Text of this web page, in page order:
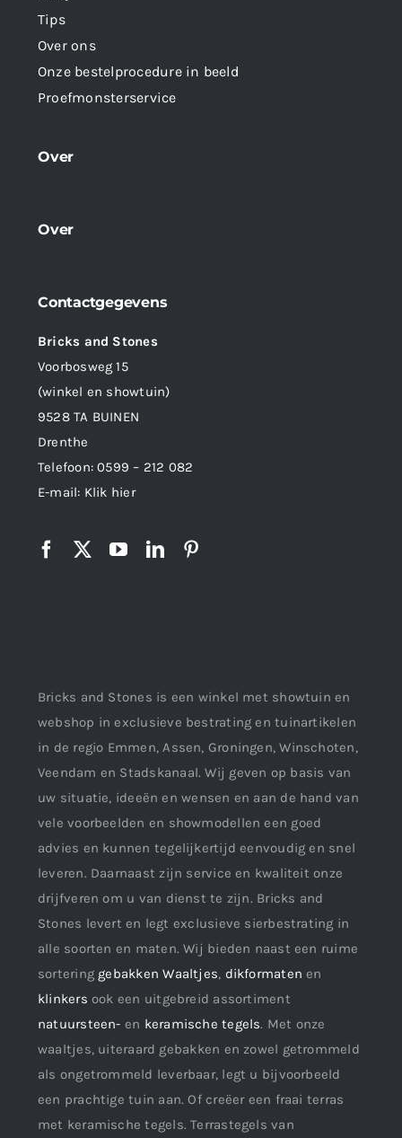
Tips
Over ons
Onze bestelprocedure in beeld
Proefmonsterservice
Over
Over
Contactgegevens
Bricks and Stones
Voorbosweg 15
(winkel en showtuin)
9528 TA BUINEN
Drenthe
Telefoon:0599 – 212 082
E-mail: Klik hier
Bricks and Stones is een winkel met showtuin en
webshop in exclusieve bestrating en tuinartikelen
in de regio Emmen, Assen, Groningen, Winschoten,
Veendam en Stadskanaal. Wij geven op basis van
uw situatie, ideeën en wensen en aan de hand van
vele voorbeelden en showmodellen een goed
advies en kunnen tegelijkertijd eenvoudig en snel
leveren. Daarnaast zijn service en kwaliteit onze
drijfveren om u van dienst te zijn. Bricks and
Stones levert en legt exclusieve sierbestrating in
alle soorten en maten. Wij bieden naast een ruime
sortering gebakken Waaltjes, dikformaten en
klinkers ook een uitgebreid assortiment
natuursteen- en keramische tegels. Met onze
waaltjes, uiteraard gebakken en zowel getrommeld
als ongetrommeld leverbaar, legt u bijvoorbeeld
een prachtige tuin aan. Of creëer een fraai terras
met keramische tegels. Terrastegels van